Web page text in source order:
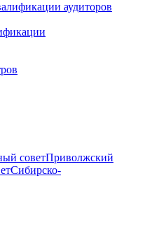
аудиторов
советПриволжский
Сибирско-